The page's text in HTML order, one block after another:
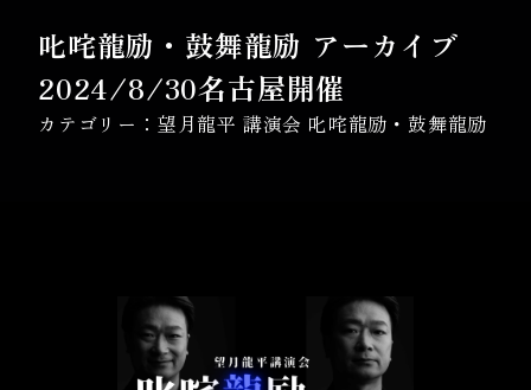
叱咤龍励・鼓舞龍励 アーカイブ
2024/8/30名古屋開催
カテゴリー： 望月龍平 講演会 叱咤龍励・鼓舞龍励